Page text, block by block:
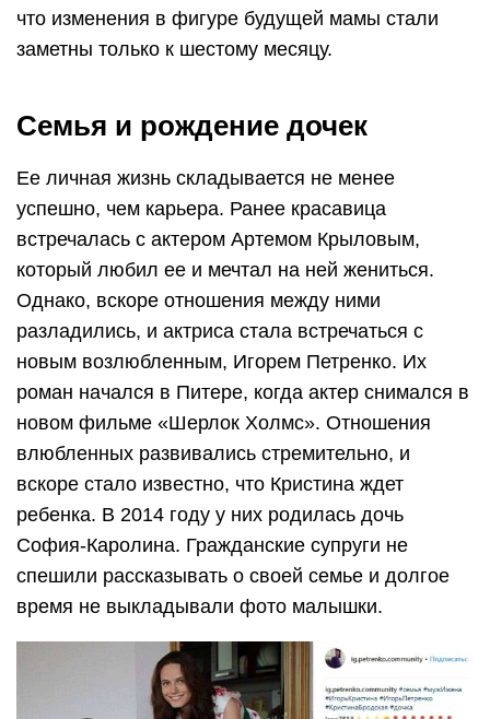
что изменения в фигуре будущей мамы стали
заметны только к шестому месяцу.
Семья и рождение дочек
Ее личная жизнь складывается не менее
успешно, чем карьера. Ранее красавица
встречалась с актером Артемом Крыловым,
который любил ее и мечтал на ней жениться.
Однако, вскоре отношения между ними
разладились, и актриса стала встречаться с
новым возлюбленным, Игорем Петренко. Их
роман начался в Питере, когда актер снимался в
новом фильме «Шерлок Холмс». Отношения
влюбленных развивались стремительно, и
вскоре стало известно, что Кристина ждет
ребенка. В 2014 году у них родилась дочь
София-Каролина. Гражданские супруги не
спешили рассказывать о своей семье и долгое
время не выкладывали фото малышки.